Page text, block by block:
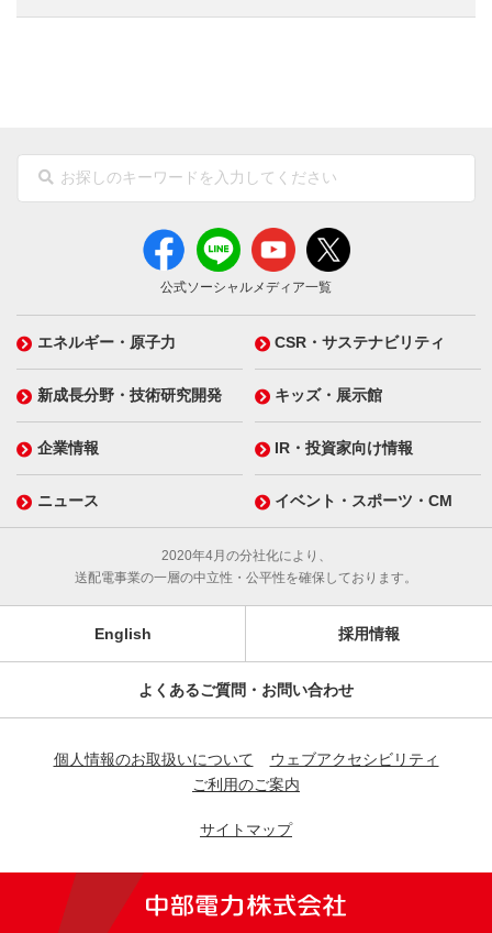
公式ソーシャルメディア一覧
エネルギー・原子力 CSR・サステナビリティ
新成長分野・技術研究開発 キッズ・展示館
企業情報 IR・投資家向け情報
ニュース イベント・スポーツ・CM
2020年4月の分社化により、
送配電事業の一層の中立性・公平性を確保しております。
English 採用情報
よくあるご質問・お問い合わせ
個人情報のお取扱いについて
ウェブアクセシビリティ
ご利用のご案内
サイトマップ